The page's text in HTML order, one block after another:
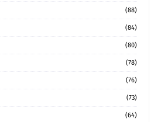
(88)
(84)
(80)
(78)
(76)
(73)
(64)